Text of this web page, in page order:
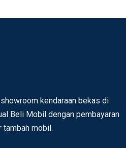
kendaraan bekas di
Beli Mobil dengan pembayaran
tambah mobil.